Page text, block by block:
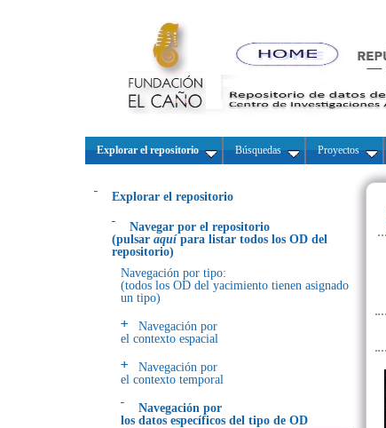
Explorar el repositorio Búsquedas Proyectos
Explorar el repositorio
Navegar por el repositorio
(pulsar aquí para listar todos los OD del
repositorio)
Navegación por tipo:
(todos los OD del yacimiento tienen asignado
un tipo)
Navegación por
el contexto espacial
Navegación por
el contexto temporal
Navegación por
los datos específicos del tipo de OD